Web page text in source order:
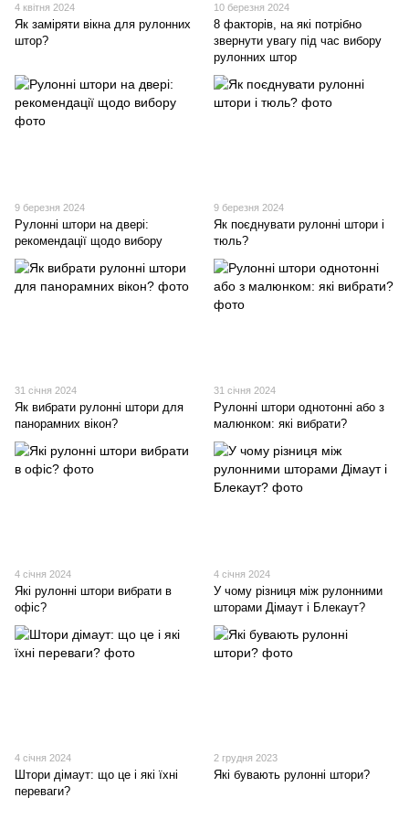
4 квітня 2024
Як заміряти вікна для рулонних
штор?
10 березня 2024
8 факторів, на які потрібно
звернути увагу під час вибору
рулонних штор
9 березня 2024
Рулонні штори на двері:
рекомендації щодо вибору
9 березня 2024
Як поєднувати рулонні штори і
тюль?
31 січня 2024
Як вибрати рулонні штори для
панорамних вікон?
31 січня 2024
Рулонні штори однотонні або з
малюнком: які вибрати?
4 січня 2024
Які рулонні штори вибрати в
офіс?
4 січня 2024
У чому різниця між рулонними
шторами Дімаут і Блекаут?
4 січня 2024
Штори дімаут: що це і які їхні
переваги?
2 грудня 2023
Які бувають рулонні штори?